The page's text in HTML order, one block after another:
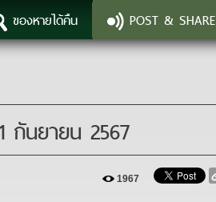
ของหายได้คืน POST & SHARE
1967
กันยายน 2567
1967